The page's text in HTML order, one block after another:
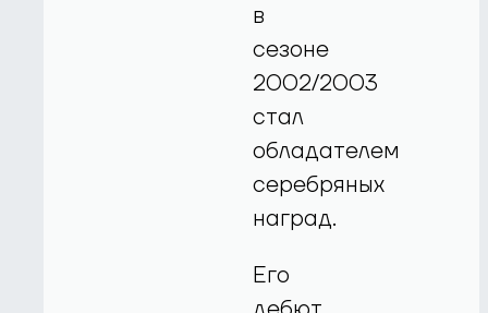
в
сезоне
2002/2003
стал
обладателем
серебряных
наград.
Его